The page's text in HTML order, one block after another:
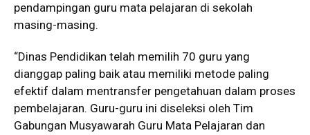
pendampingan guru mata pelajaran di sekolah
masing-masing.
“Dinas Pendidikan telah memilih 70 guru yang
dianggap paling baik atau memiliki metode paling
efektif dalam mentransfer pengetahuan dalam proses
pembelajaran. Guru-guru ini diseleksi oleh Tim
Gabungan Musyawarah Guru Mata Pelajaran dan